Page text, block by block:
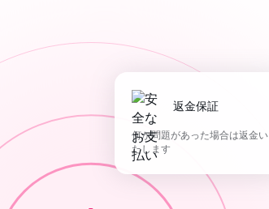
返金保証
何か問題があった場合は返金い
たします